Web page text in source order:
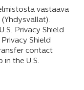
vastaava
Privacy Shield
Shield
contact
in the U.S.